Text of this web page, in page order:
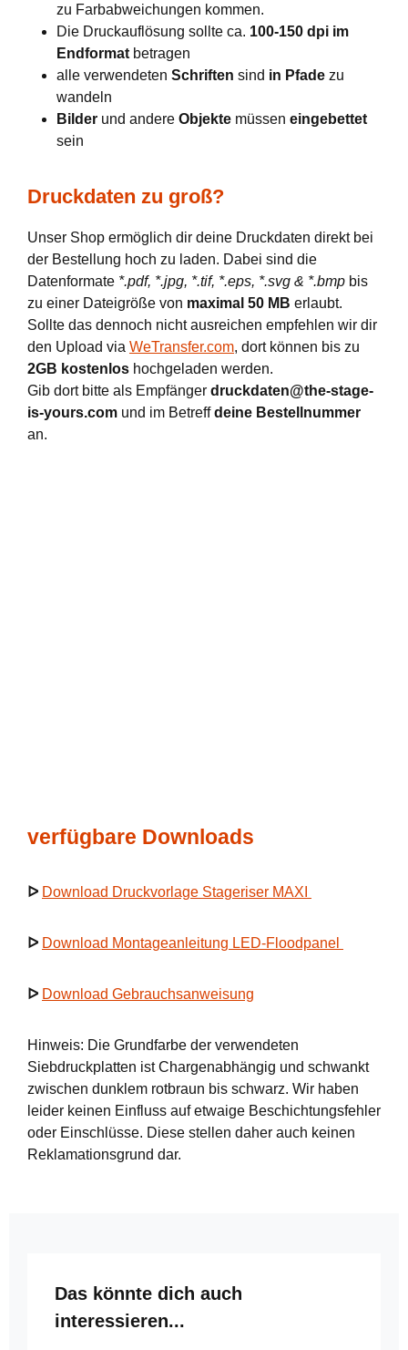
zu Farbabweichungen kommen.
Die Druckauflösung sollte ca. 100-150 dpi im
Endformat betragen
alle verwendeten Schriften sind in Pfade zu
wandeln
Bilder und andere Objekte müssen eingebettet
sein
Druckdaten zu groß?
Unser Shop ermöglich dir deine Druckdaten direkt bei
der Bestellung hoch zu laden. Dabei sind die
Datenformate *.pdf, *.jpg, *.tif, *.eps, *.svg & *.bmp bis
zu einer Dateigröße von maximal 50 MB erlaubt.
Sollte das dennoch nicht ausreichen empfehlen wir dir
den Upload via WeTransfer.com, dort können bis zu
2GB kostenlos hochgeladen werden.
Gib dort bitte als Empfänger druckdaten@the-stage-
is-yours.com und im Betreffdeine Bestellnummer
an.
verfügbare Downloads
ᐅ Download Druckvorlage Stageriser MAXI
ᐅ Download Montageanleitung LED-Floodpanel
ᐅ Download Gebrauchsanweisung
Hinweis: Die Grundfarbe der verwendeten
Siebdruckplatten ist Chargenabhängig und schwankt
zwischen dunklem rotbraun bis schwarz. Wir haben
leider keinen Einfluss auf etwaige Beschichtungsfehler
oder Einschlüsse. Diese stellen daher auch keinen
Reklamationsgrund dar.
Produktgalerie überspringen
Das könnte dich auch
interessieren...